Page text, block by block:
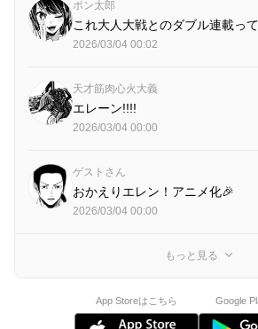
ポン太郎
これ大人大戦とのダブル連載っ
2026/03/04 00:02
天才筋肉心火大義
エレーン!!!!
2026/03/04 00:00
ゲストさん
おかえりエレン！アニメ化🎉
2026/03/04 00:00
もっと見る
App Storeはこちら Google